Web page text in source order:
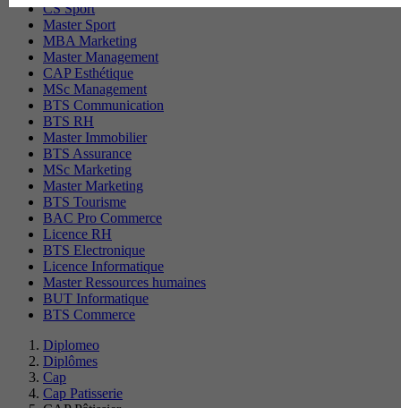
CS Sport
Master Sport
MBA Marketing
Master Management
CAP Esthétique
MSc Management
BTS Communication
BTS RH
Master Immobilier
BTS Assurance
MSc Marketing
Master Marketing
BTS Tourisme
BAC Pro Commerce
Licence RH
BTS Electronique
Licence Informatique
Master Ressources humaines
BUT Informatique
BTS Commerce
Diplomeo
Diplômes
Cap
Cap Patisserie